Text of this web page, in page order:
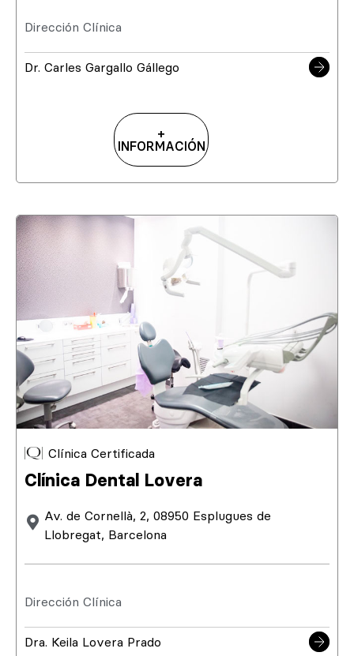
Dirección Clínica
Dr. Carles Gargallo Gállego
+
INFORMACIÓN
Clínica Certificada
Clínica Dental Lovera
Av. de Cornellà, 2, 08950 Esplugues de
Llobregat, Barcelona
Dirección Clínica
Dra. Keila Lovera Prado